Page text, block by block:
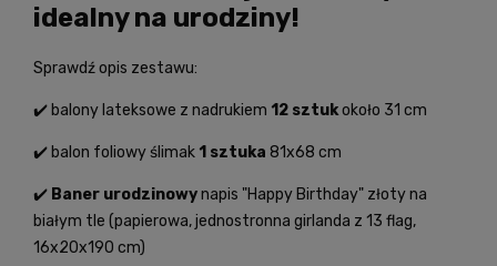
idealny na urodziny!
Sprawdź opis zestawu:
✔️ balony lateksowe z nadrukiem 12 sztukokoło 31 cm
✔️ balon foliowy ślimak 1 sztuka 81x68 cm
✔️ Baner urodzinowynapis "Happy Birthday" złoty na
białym tle (papierowa, jednostronna girlanda z 13 flag,
16x20x190 cm)